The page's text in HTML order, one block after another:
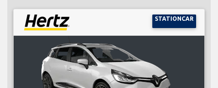
STATIONCAR